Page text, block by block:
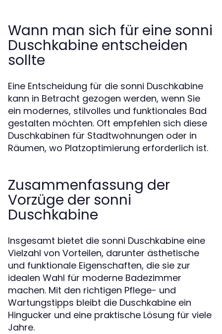
Wann man sich für eine sonni
Duschkabine entscheiden
sollte
Eine Entscheidung für die sonni Duschkabine
kann in Betracht gezogen werden, wenn Sie
ein modernes, stilvolles und funktionales Bad
gestalten möchten. Oft empfehlen sich diese
Duschkabinen für Stadtwohnungen oder in
Räumen, wo Platzoptimierung erforderlich ist.
Zusammenfassung der
Vorzüge der sonni
Duschkabine
Insgesamt bietet die sonni Duschkabine eine
Vielzahl von Vorteilen, darunter ästhetische
und funktionale Eigenschaften, die sie zur
idealen Wahl für moderne Badezimmer
machen. Mit den richtigen Pflege- und
Wartungstipps bleibt die Duschkabine ein
Hingucker und eine praktische Lösung für viele
Jahre.